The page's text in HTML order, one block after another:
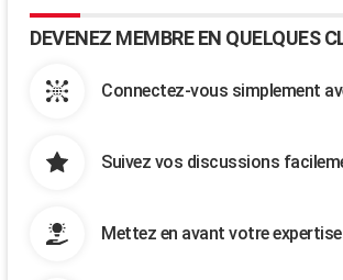
DEVENEZ MEMBRE EN QUELQUES
Connectez-vous simplement
Suivez vos discussions
Mettez en avant votre